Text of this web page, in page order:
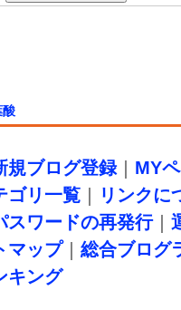
酸
規ブログ登録｜ MY
ゴリ一覧 リンクに
スワードの再発行｜
マップ｜ 総合ブログ
キング